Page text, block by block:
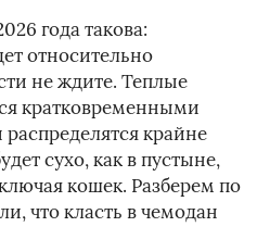
года такова:
относительно
не ждите. Теплые
кратковременными
крайне
сухо, как в пустыне,
кошек. Разберем по
что класть в чемодан